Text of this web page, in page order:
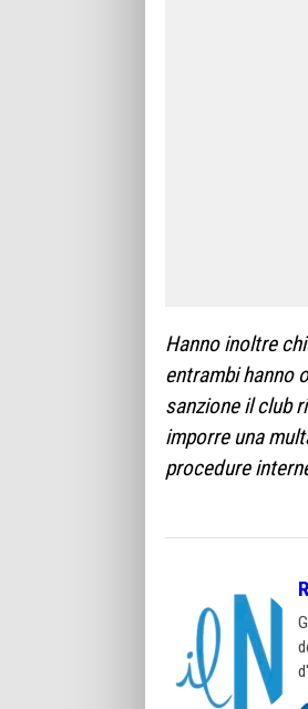
Hanno inoltre
entrambi hanno
sanzione il club
imporre una
procedure